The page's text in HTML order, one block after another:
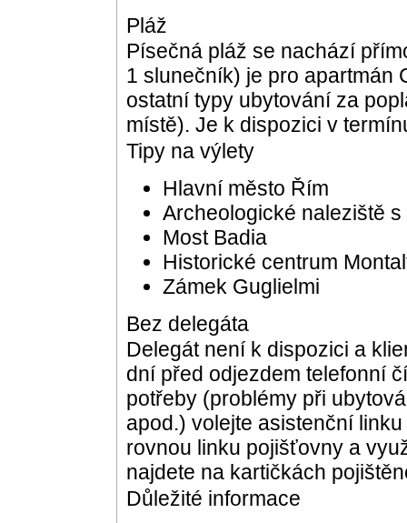
Pláž
Písečná pláž se nachází
1 slunečník) je pro apartmán
ostatní typy ubytování za
místě). Je k dispozici v
Tipy na výlety
Hlavní město Řím
Archeologické naleziště
Most Badia
Historické centrum
Zámek Guglielmi
Bez delegáta
Delegát není k dispozici a
dní před odjezdem telefonní
potřeby (problémy při
apod.) volejte asistenční
rovnou linku pojišťovny a
najdete na kartičkách
Důležité informace